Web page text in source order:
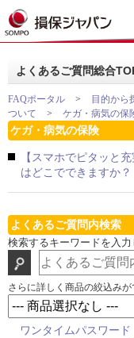
よくあるご質問総合
FAQポータル > 目的から
ついて
> ケガ・病気の保
ケガ・病気の保険
【スマホでピタッと
はどこでできますか？
よくあるご質問内検索
検索するキーワードを入力
さらに詳しく商品の絞込みが
ワンタイムパスワード